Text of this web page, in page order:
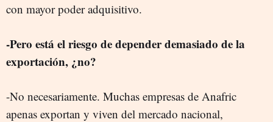
con mayor poder adquisitivo.
-Pero está el riesgo de depender demasiado de la
exportación, ¿no?
-No necesariamente. Muchas empresas de Anafric
apenas exportan y viven del mercado nacional,